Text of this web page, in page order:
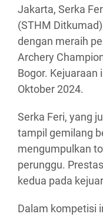
Jakarta, Serka
(STHM
dengan meraih
Archery
Bogor. Kejuaraan
Oktober 2024.
Serka Feri, yang
tampil gemilang
mengumpulkan
perunggu.
kedua pada
Dalam kompetisi